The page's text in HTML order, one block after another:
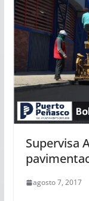
Supervisa
agosto 7, 2017